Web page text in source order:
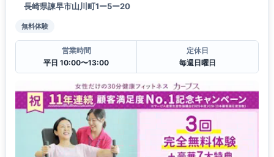
長崎県諫早市山川町1ー5ー20
無料体験
営業時間
平日 10:00〜13:00
定休日
毎週日曜日